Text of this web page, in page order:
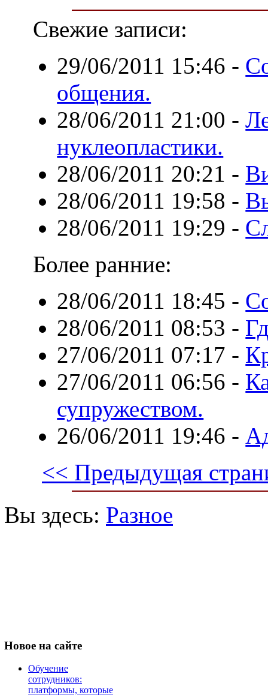
Свежие записи:
29/06/2011 15:46 -
общения.
28/06/2011 21:00 -
нуклеопластики.
28/06/2011 20:21 -
28/06/2011 19:58 -
28/06/2011 19:29 -
Более ранние:
28/06/2011 18:45 -
28/06/2011 08:53 -
27/06/2011 07:17 -
27/06/2011 06:56 -
супружеством.
26/06/2011 19:46 -
<< Предыдущая
Вы здесь: Разное
Новое на сайте
Обучение
сотрудников:
платформы, которые